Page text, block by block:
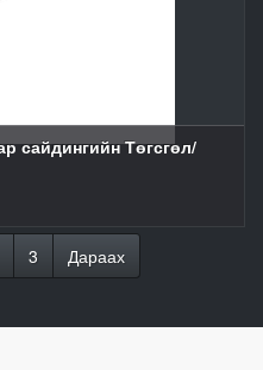
сайдингийн Төгсгөл/
3 Дараах